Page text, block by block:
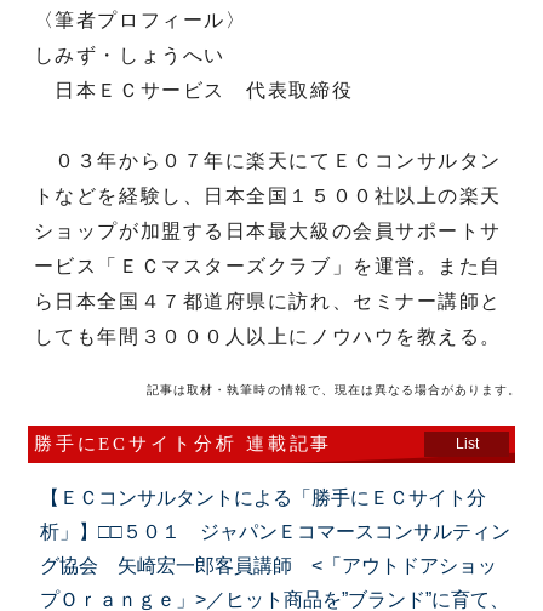
〈筆者プロフィール〉
しみず・しょうへい
日本ＥＣサービス 代表取締役
０３年から０７年に楽天にてＥＣコンサルタン
トなどを経験し、日本全国１５００社以上の楽天
ショップが加盟する日本最大級の会員サポートサ
ービス「ＥＣマスターズクラブ」を運営。また自
ら日本全国４７都道府県に訪れ、セミナー講師と
しても年間３０００人以上にノウハウを教える。
記事は取材・執筆時の情報で、現在は異なる場合があります。
勝手にECサイト分析 連載記事 List
【ＥＣコンサルタントによる「勝手にＥＣサイト分
析」】□□５０１ ジャパンＥコマースコンサルティン
グ協会 矢崎宏一郎客員講師 <「アウトドアショッ
プＯｒａｎｇｅ」>／ヒット商品を”ブランド”に育て、